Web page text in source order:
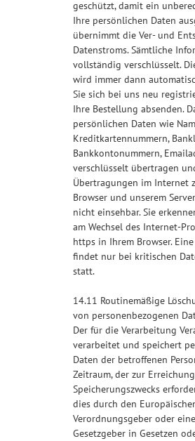
geschützt, damit ein
Ihre persönlichen Daten
übernimmt die Ver- und
Datenstroms. Sämtliche
vollständig verschlüsselt.
wird immer dann
Sie sich bei uns neu
Ihre Bestellung absenden.
persönlichen Daten wie
Kreditkartennummern,
Bankkontonummern,
verschlüsselt übertragen
Übertragungen im Internet
Browser und unserem
nicht einsehbar. Sie
am Wechsel des Internet-
https in Ihrem Browser. Eine
findet nur bei kritischen
statt.
14.11 Routinemäßige
von personenbezogenen
Der für die Verarbeitung
verarbeitet und speichert
Daten der betroffenen
Zeitraum, der zur
Speicherungszwecks
dies durch den
Verordnungsgeber oder
Gesetzgeber in Gesetzen